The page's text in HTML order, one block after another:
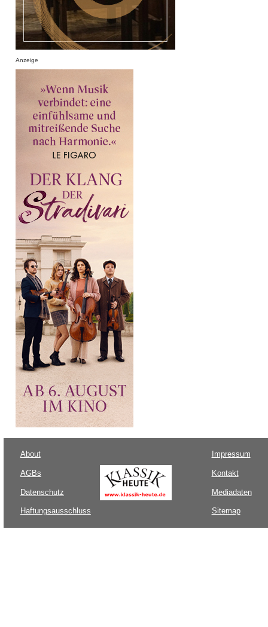
Anzeige
About
AGBs
Datenschutz
Haftungsausschluss
Impressum
Kontakt
Mediadaten
Sitemap